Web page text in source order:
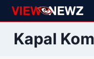
Skip
to
contentKapal